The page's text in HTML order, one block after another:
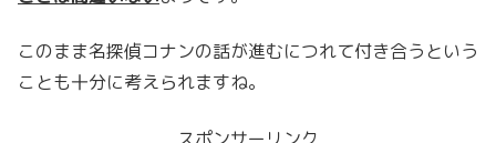
このまま名探偵コナンの話が進むにつれて付き合うという
ことも十分に考えられますね。